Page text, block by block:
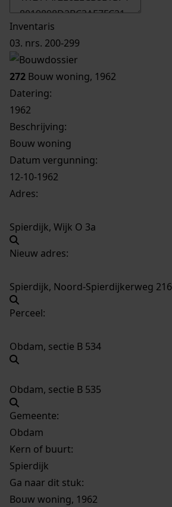
Inventaris
03. nrs. 200-299
272 Bouw woning, 1962
Datering:
1962
Beschrijving:
Bouw woning
Datum vergunning:
12-10-1962
Adres:
Spierdijk, Wijk O 3a
Nieuw adres:
Spierdijk, Noord-Spierdijkerweg 216
Perceel:
Obdam, sectie B 534
Obdam, sectie B 535
Gemeente:
Obdam
Kern of buurt:
Spierdijk
Ga naar dit stuk:
Bouw woning, 1962